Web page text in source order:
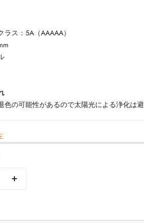
ス：5A（AAAAA）
色の可能性があるので太陽光による浄化は避
数
増